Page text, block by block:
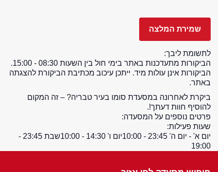
לתשומת ליבך:
הביקורות מתעדכנות באתר בימי חול בין השעות 08:30 - 15:00.
הביקורות אינן עולות מיד. ייתכן עיכוב מכתיבת הביקורת להצגתה
באתר.
ביקרת לאחרונה במסעדת סומו בעיר טבריה? – זה המקום
להוסיף חוות דעתך!.
פרטים נוספים על המסעדה:
שעות פעילות:
יום א' - יום ה' 23:45 - 10:00
יום ו' 14:30 - 10:00
שבת 23:45 -
19:00